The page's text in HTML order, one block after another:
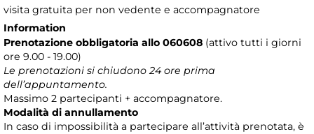
visita gratuita per non vedente e accompagnatore
Information
Prenotazione obbligatoria allo 060608 (attivo tutti i giorni
ore 9.00 - 19.00)
Le prenotazioni si chiudono 24 ore prima
dell’appuntamento.
Massimo 2 partecipanti + accompagnatore.
Modalità di annullamento
In caso di impossibilità a partecipare all’attività prenotata, è